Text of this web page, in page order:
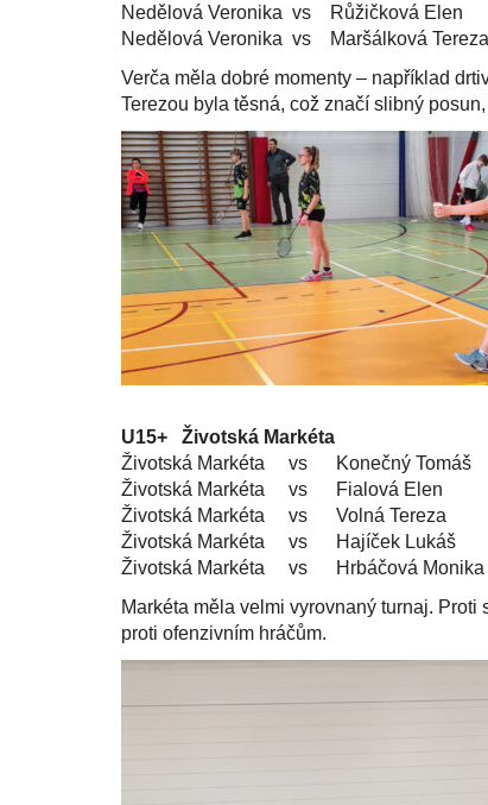
Nedělová Veronika vs Růžičková
Nedělová Veronika vs Maršálková
Verča měla dobré momenty – například
Terezou byla těsná, což značí slibný
U15+ Životská Markéta
Životská Markéta vs Konečný
Životská Markéta vs Fialová
Životská Markéta vs Volná
Životská Markéta vs Hajíček
Životská Markéta vs Hrbáčová
Markéta měla velmi vyrovnaný turnaj.
proti ofenzivním hráčům.